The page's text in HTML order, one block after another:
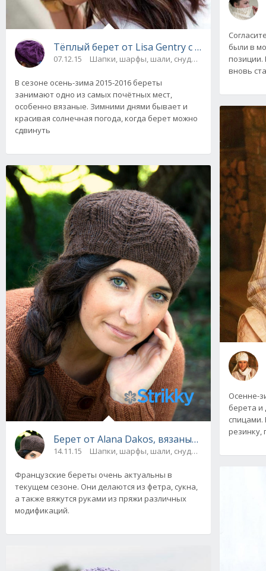
Тёплый берет от Lisa Gentry с красивым
07.12.15 Шапки, шарфы, шали, снуды и палантины
В сезоне осень-зима 2015-2016 береты
занимают одно из самых почётных мест,
особенно вязаные. Зимними днями бывает и
красивая солнечная погода, когда берет можно
сдвинуть
Берет от Alana Dakos, вязаный узором
14.11.15 Шапки, шарфы, шали, снуды и палантины
Французские береты очень актуальны в
текущем сезоне. Они делаются из фетра, сукна,
а также вяжутся руками из пряжи различных
модификаций.
были в
позиции.
Осенне-
берета и
резинку,